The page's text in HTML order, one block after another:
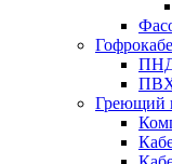
Греющий